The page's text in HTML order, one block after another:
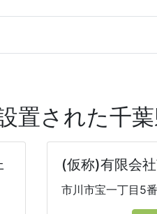
置された千
(仮称)有限会
市川市宝一丁目5